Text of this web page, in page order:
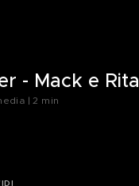
- Mack e Rita
| 2 min